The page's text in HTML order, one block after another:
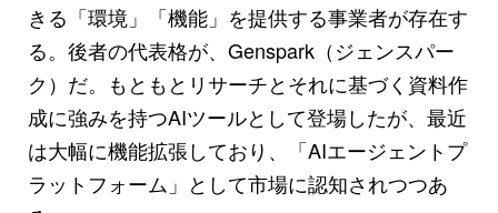
きる「環境」「機能」を提供する事業者が存在す
る。後者の代表格が、Genspark（ジェンスパー
ク）だ。もともとリサーチとそれに基づく資料作
成に強みを持つAIツールとして登場したが、最近
は大幅に機能拡張しており、「AIエージェントプ
ラットフォーム」として市場に認知されつつあ